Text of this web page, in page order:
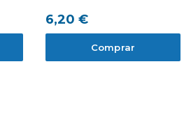
6,20 €
Comprar